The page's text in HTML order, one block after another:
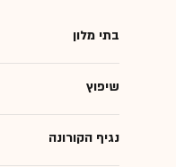
בתי מלון
שיפוץ
נגיף הקורונה